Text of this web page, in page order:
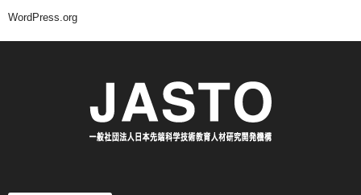
WordPress.org